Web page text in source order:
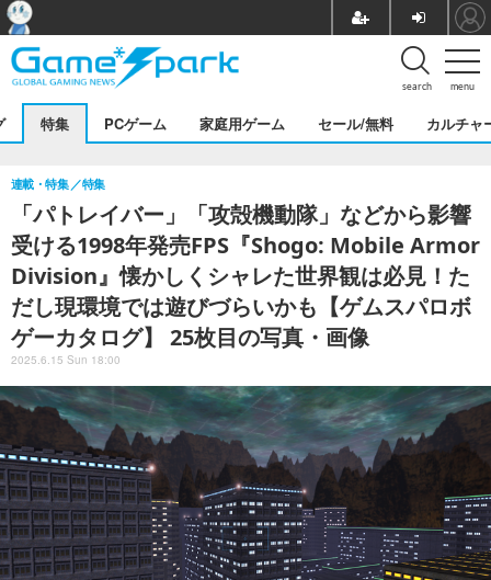
menu
search
特集 PCゲーム 家庭用ゲーム セール/無料 カルチャ
「パトレイバー」「攻殻機動隊」などから影響
受ける1998年発売FPS『Shogo: Mobile Armor
Division』懐かしくシャレた世界観は必見！た
だし現環境では遊びづらいかも【ゲムスパロボ
ゲーカタログ】 25枚目の写真・画像
連載・特集 特集
2025.6.15 Sun 18:00